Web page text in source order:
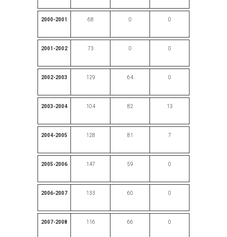
2000-2001 68 0 0
2001-2002 73 0 0
2002-2003 129 64 0
2003-2004 104 82 13
2004-2005 128 81 7
2005-2006 147 59 0
2006-2007 133 60 0
2007-2008 116 66 0